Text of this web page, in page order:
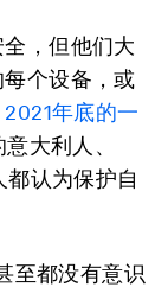
，但他们大
个设备，或
2021年底的一
大利人、
认为保护自
至都没有意识